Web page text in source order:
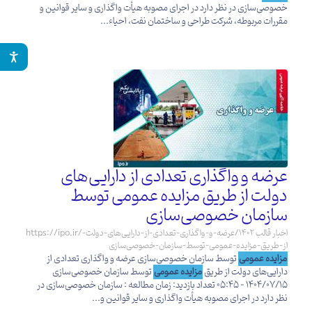
خصوصی‌سازی در نظر دارد در اجرای مصوبه هیأت واگذاری و سایر قوانین و
مقررات مربوطه، شرکت طراحی و ساختمان نفت، احیاء...
عرضه و واگذاری تعدادی از دارایی‌های
دولت از طریق مزایده عمومی توسط
سازمان خصوصی‌سازی
https://ipo.ir/اخبار قالب 1402/عرضه-و-واگذاری-تعدادی-از-دارایی‌های-دولت-
از-طریق-مزایده-عمومی-توسط-سازمان-خصوصی‌سازی
مزایده عمومی توسط سازمان خصوصی‌سازی عرضه و واگذاری تعدادی از
دارایی‌های دولت از طریق مزایده عمومی توسط سازمان خصوصی‌سازی
1404/07/15 - 05:45 تعداد بازدید: زمان مطالعه : سازمان خصوصی‌سازی در
نظر دارد در اجرای مصوبه هیأت واگذاری و سایر قوانین و...